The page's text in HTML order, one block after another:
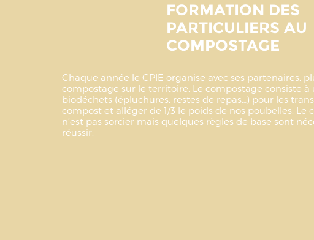
FORMATION DES
PARTICULIERS AU
COMPOSTAGE
Chaque année le CPIE organise avec ses partenaires,
compostage sur le territoire. Le compostage consiste à
biodéchets (épluchures, restes de repas…) pour les
compost et alléger de 1/3 le poids de nos poubelles. Le
n’est pas sorcier mais quelques règles de base sont
réussir.